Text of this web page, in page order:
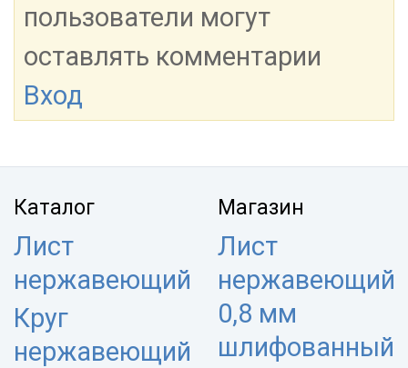
пользователи могут
оставлять комментарии
Вход
Каталог
Лист
нержавеющий
Круг
нержавеющий
Магазин
Лист
нержавеющий
0,8 мм
шлифованный